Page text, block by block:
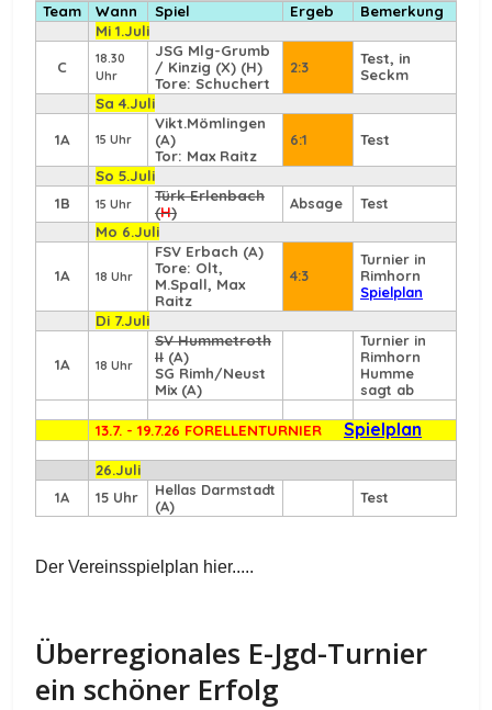
Team Wann Spiel Ergeb
Bemerkung
Mi 1.Juli
C
18.30
Uhr
JSG Mlg-Grumb
/ Kinzig (X) (H)
Tore: Schuchert
2:3
Test, in
Seckm
Sa 4.Juli
1A 15 Uhr
Vikt.Mömlingen
(A)
Tor: Max Raitz
6:1 Test
So 5.Juli
1B
15 Uhr
Türk Erlenbach
(H) Absage
Test
Mo 6.Juli
1A 18 Uhr
FSV Erbach (A)
Tore: Olt,
M.Spall, Max
Raitz
4:3
Turnier in
Rimhorn
Spielplan
Di 7.Juli
1A 18 Uhr
SV Hummetroth
II (A)
SG Rimh/Neust
Mix (A)
Turnier in
Rimhorn
Humme
sagt ab
13.7. - 19.7.26 FORELLENTURNIER Spielplan
26.Juli
1A
15 Uhr
Hellas Darmstadt
(A)
Test
Der Vereinsspielplan hier.....
Überregionales E-Jgd-Turnier
ein schöner Erfolg